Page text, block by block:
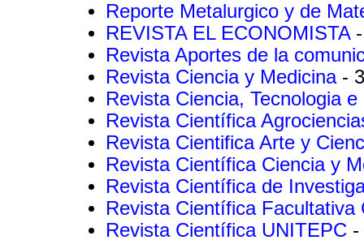
Reporte Metalurgico y de
REVISTA EL ECONOMISTA
Revista Aportes de la
Revista Ciencia y Medicina -
Revista Ciencia, Tecnologia
Revista Científica
Revista Cientifica Arte y
Revista Científica Ciencia y
Revista Científica de
Revista Científica
Revista Científica UNITEPC -